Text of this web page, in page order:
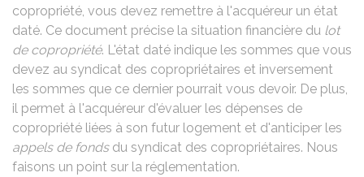
copropriété, vous devez remettre à l'acquéreur un état
daté. Ce document précise la situation financière du lot
de copropriété. L'état daté indique les sommes que vous
devez au syndicat des copropriétaires et inversement
les sommes que ce dernier pourrait vous devoir. De plus,
il permet à l'acquéreur d'évaluer les dépenses de
copropriété liées à son futur logement et d'anticiper les
appels de fondsdu syndicat des copropriétaires. Nous
faisons un point sur la réglementation.